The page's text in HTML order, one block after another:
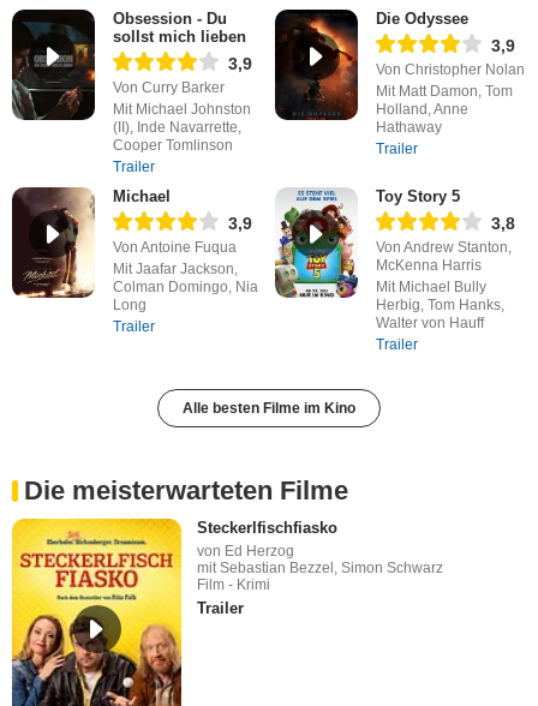
Obsession - Du
sollst mich lieben
3,9
Von Curry Barker
Mit Michael Johnston
(II), Inde Navarrette,
Cooper Tomlinson
Trailer
Die Odyssee
3,9
Von Christopher Nolan
Mit Matt Damon, Tom
Holland, Anne
Hathaway
Trailer
Michael
3,9
Von Antoine Fuqua
Mit Jaafar Jackson,
Colman Domingo, Nia
Long
Trailer
Toy Story 5
3,8
Von Andrew Stanton,
McKenna Harris
Mit Michael Bully
Herbig, Tom Hanks,
Walter von Hauff
Trailer
Alle besten Filme im Kino
Die meisterwarteten Filme
Steckerlfischfiasko
von Ed Herzog
mit Sebastian Bezzel, Simon Schwarz
Film - Krimi
Trailer